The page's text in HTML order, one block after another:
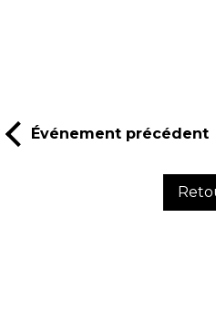
Événement précédent